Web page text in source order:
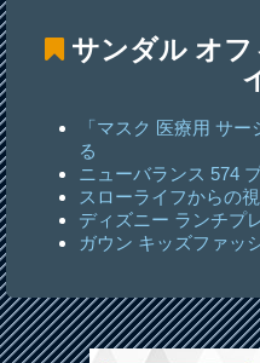
サンダル オフ
「マスク 医療用 サ
る
ニューバランス 574
スローライフからの
ディズニー ランチプ
ガウン キッズファッ